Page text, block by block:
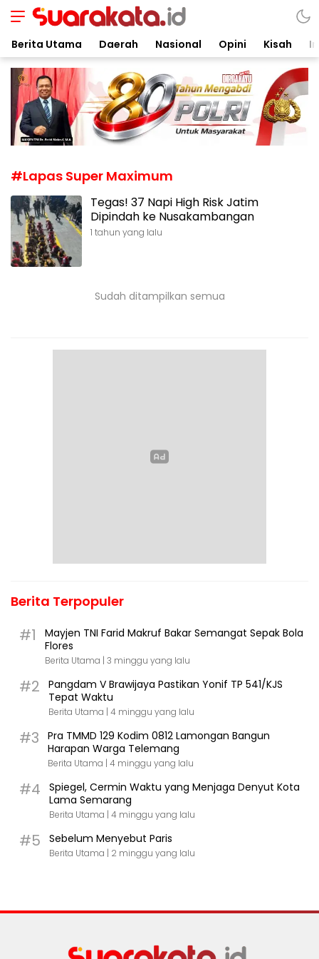
Suarakata.id
Kata Bicara Suara Bergerak
Berita Utama Daerah Nasional Opini Kisah
#Lapas Super Maximum
Tegas! 37 Napi High Risk Jatim
Dipindah ke Nusakambangan
1 tahun yang lalu
Sudah ditampilkan semua
Berita Terpopuler
#1
Mayjen TNI Farid Makruf Bakar Semangat Sepak Bola
Flores
Berita Utama | 3 minggu yang lalu
#2
Pangdam V Brawijaya Pastikan Yonif TP 541/KJS
Tepat Waktu
Berita Utama | 4 minggu yang lalu
#3
Pra TMMD 129 Kodim 0812 Lamongan Bangun
Harapan Warga Telemang
Berita Utama | 4 minggu yang lalu
#4
Spiegel, Cermin Waktu yang Menjaga Denyut Kota
Lama Semarang
Berita Utama | 4 minggu yang lalu
#5 Sebelum Menyebut Paris
Berita Utama | 2 minggu yang lalu